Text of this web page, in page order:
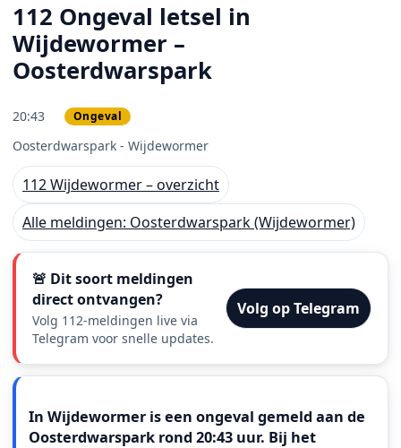
112 Ongeval letsel in
Wijdewormer –
Oosterdwarspark
20:43 Ongeval
Oosterdwarspark - Wijdewormer
112 Wijdewormer – overzicht
Alle meldingen: Oosterdwarspark (Wijdewormer)
🚨 Dit soort meldingen
direct ontvangen?
Volg 112-meldingen live via
Telegram voor snelle updates.
Volg op Telegram
In Wijdewormer is een ongeval gemeld aan de
Oosterdwarspark rond 20:43 uur. Bij het